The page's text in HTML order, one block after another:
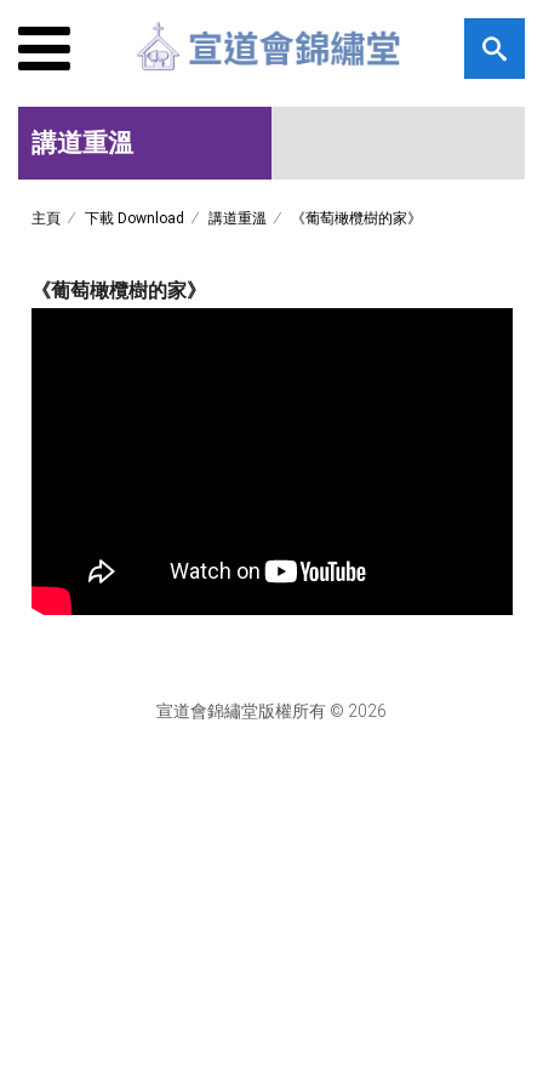
講道重溫
主頁 下載 Download 講道重溫 《葡萄橄欖樹的家》
《葡萄橄欖樹的家》
宣道會錦繡堂版權所有 © 2026